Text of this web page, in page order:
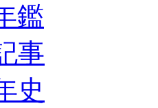
鑑
事
史